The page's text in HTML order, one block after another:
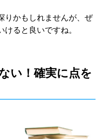
りかもしれませんが、ぜ
ると良いですね。
い！確実に点を